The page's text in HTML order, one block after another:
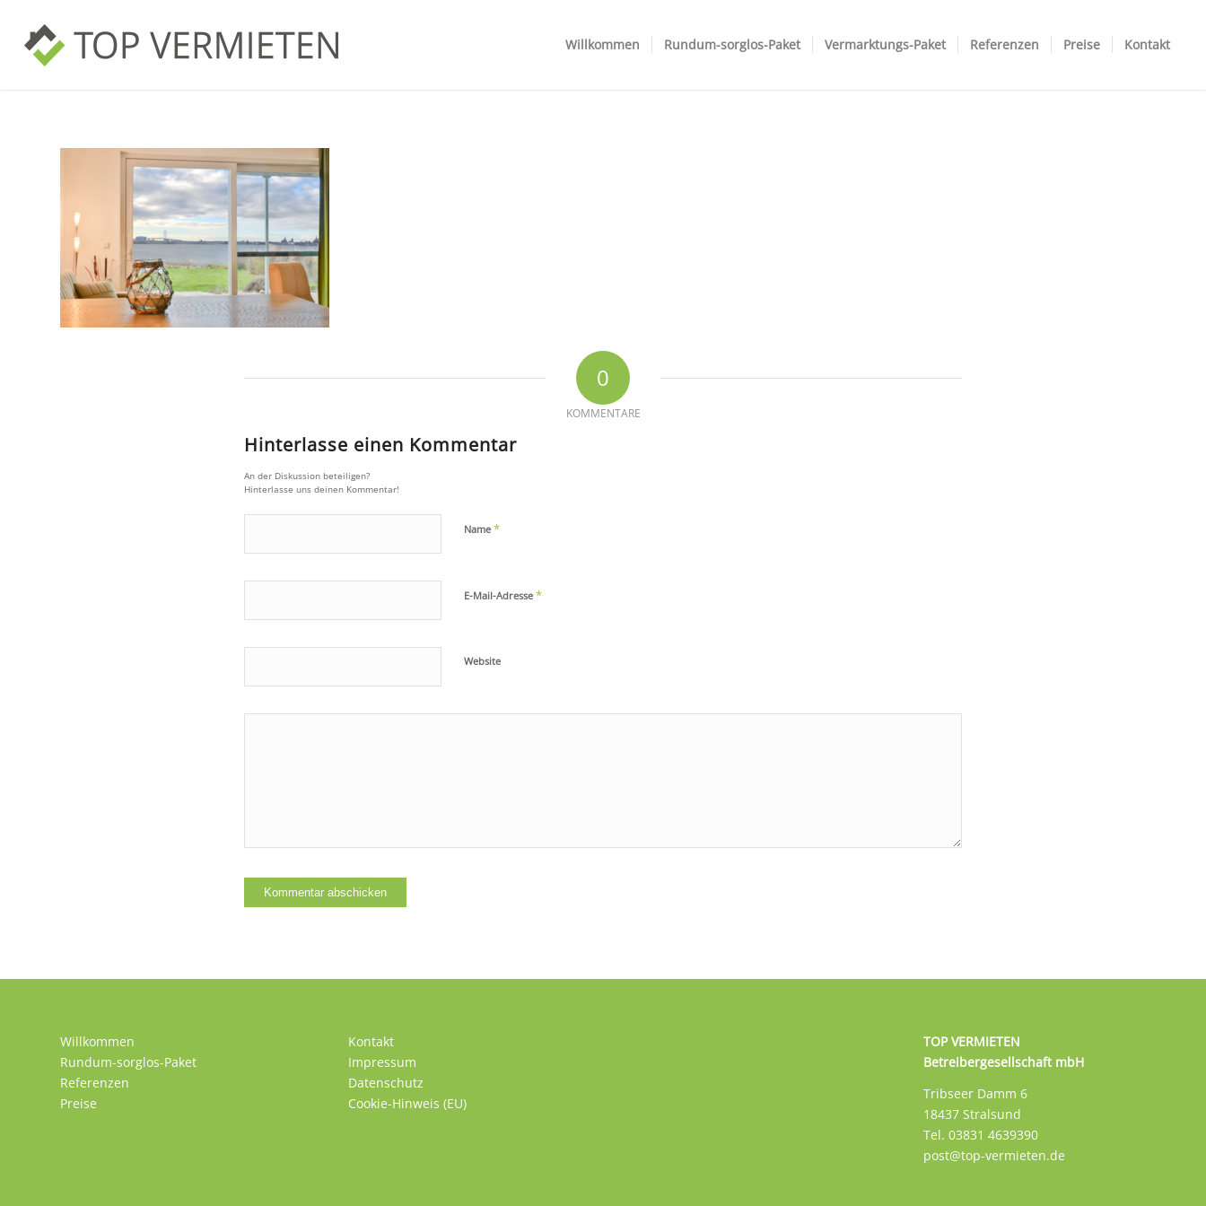
Willkommen Rundum-sorglos-Paket Vermarktungs-Paket Referenzen Preise Kontakt
0
KOMMENTARE
Hinterlasse einen Kommentar
An der Diskussion beteiligen?
Hinterlasse uns deinen Kommentar!
Name *
E-Mail-Adresse *
Website
Willkommen
Rundum-sorglos-Paket
Referenzen
Preise
Kontakt
Impressum
Datenschutz
Cookie-Hinweis (EU)
TOP VERMIETEN
Betreibergesellschaft mbH
Tribseer Damm 6
18437 Stralsund
Tel. 03831 4639390
post@top-vermieten.de